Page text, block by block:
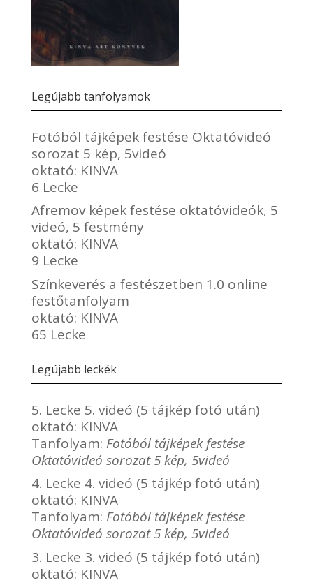
Legújabb tanfolyamok
Fotóból tájképek festése Oktatóvideó
sorozat 5 kép, 5videó
oktató: KINVA
6 Lecke
Afremov képek festése oktatóvideók, 5
videó, 5 festmény
oktató: KINVA
9 Lecke
Színkeverés a festészetben 1.0 online
festőtanfolyam
oktató: KINVA
65 Lecke
Legújabb leckék
5. Lecke 5. videó (5 tájkép fotó után)
oktató: KINVA
Tanfolyam: Fotóból tájképek festése
Oktatóvideó sorozat 5 kép, 5videó
4. Lecke 4. videó (5 tájkép fotó után)
oktató: KINVA
Tanfolyam: Fotóból tájképek festése
Oktatóvideó sorozat 5 kép, 5videó
3. Lecke 3. videó (5 tájkép fotó után)
oktató: KINVA